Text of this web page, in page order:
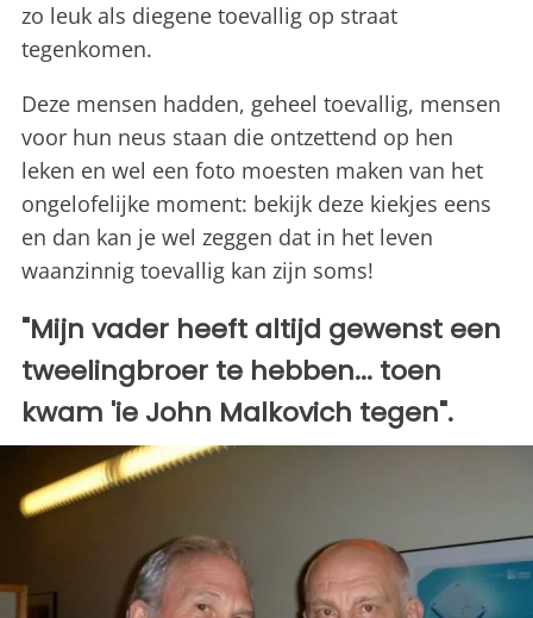
zo leuk als diegene toevallig op straat
tegenkomen.
Deze mensen hadden, geheel toevallig, mensen
voor hun neus staan die ontzettend op hen
leken en wel een foto moesten maken van het
ongelofelijke moment: bekijk deze kiekjes eens
en dan kan je wel zeggen dat in het leven
waanzinnig toevallig kan zijn soms!
"Mijn vader heeft altijd gewenst een
tweelingbroer te hebben... toen
kwam 'ie John Malkovich tegen".